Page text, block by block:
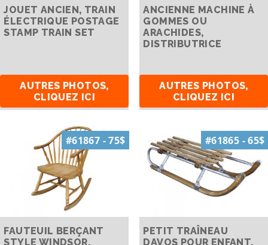
JOUET ANCIEN, TRAIN
ÉLECTRIQUE POSTAGE
STAMP TRAIN SET
AUTRES PHOTOS,
CLIQUEZ ICI
ANCIENNE MACHINE À
GOMMES OU
ARACHIDES,
DISTRIBUTRICE
AUTRES PHOTOS,
CLIQUEZ ICI
#61867 - 75$
FAUTEUIL BERÇANT
STYLE WINDSOR,
#61865 - 65$
PETIT TRAÎNEAU
DAVOS POUR ENFANT,